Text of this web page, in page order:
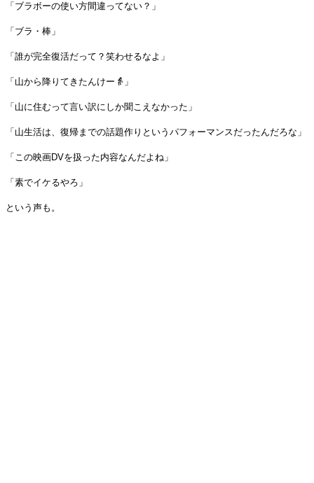
「ブラボーの使い方間違ってない？」
「ブラ・棒」
「誰が完全復活だって？笑わせるなよ」
「山から降りてきたんけー👵」
「山に住むって言い訳にしか聞こえなかった」
「山生活は、復帰までの話題作りというパフォーマンスだったんだろな」
「この映画DVを扱った内容なんだよね」
「素でイケるやろ」
という声も。